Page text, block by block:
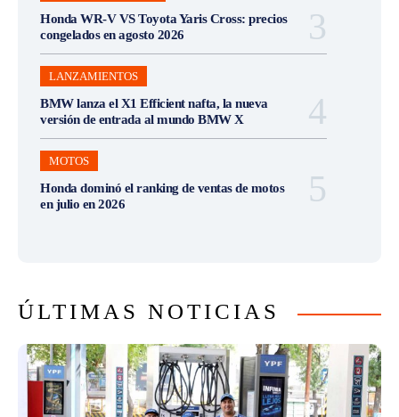
Honda WR-V VS Toyota Yaris Cross: precios
congelados en agosto 2026
LANZAMIENTOS
BMW lanza el X1 Efficient nafta, la nueva
versión de entrada al mundo BMW X
MOTOS
Honda dominó el ranking de ventas de motos
en julio en 2026
ÚLTIMAS NOTICIAS